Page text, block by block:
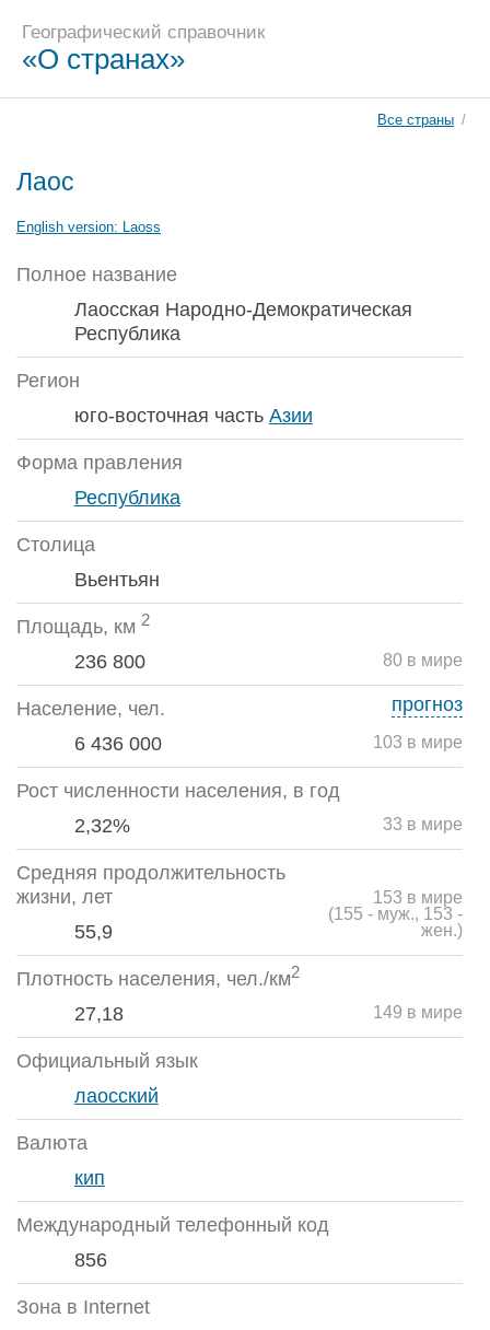
Географический справочник
«О странах»
Все страны /
Лаос
English version: Laoss
Полное название
Лаосская Народно-Демократическая
Республика
Регион
юго-восточная часть Азии
Форма правления
Республика
Столица
Вьентьян
Площадь, км 2
80 в мире
236 800
Население, чел.
103 в мире
6 436 000
прогноз
Рост численности населения, в год
33 в мире
2,32%
Средняя продолжительность
жизни, лет
55,9
153 в мире
(155 - муж., 153 -
жен.)
Плотность населения, чел./км2
149 в мире
27,18
Официальный язык
лаосский
Валюта
кип
Международный телефонный код
856
Зона в Internet